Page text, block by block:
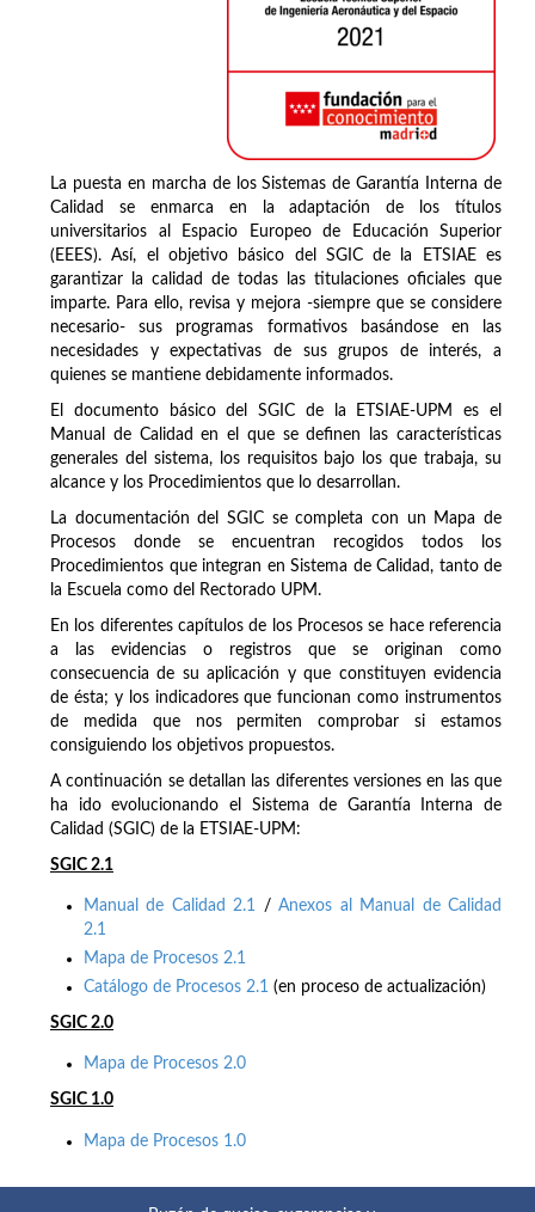
La puesta en marcha de los Sistemas de Garantía Interna de
Calidad se enmarca en la adaptación de los títulos
universitarios al Espacio Europeo de Educación Superior
(EEES). Así, el objetivo básico del SGIC de la ETSIAE es
garantizar la calidad de todas las titulaciones oficiales que
imparte. Para ello, revisa y mejora -siempre que se considere
necesario- sus programas formativos basándose en las
necesidades y expectativas de sus grupos de interés, a
quienes se mantiene debidamente informados.
El documento básico del SGIC de la ETSIAE-UPM es el
Manual de Calidad en el que se definen las características
generales del sistema, los requisitos bajo los que trabaja, su
alcance y los Procedimientos que lo desarrollan.
La documentación del SGIC se completa con un Mapa de
Procesos donde se encuentran recogidos todos los
Procedimientos que integran en Sistema de Calidad, tanto de
la Escuela como del Rectorado UPM.
En los diferentes capítulos de los Procesos se hace referencia
a las evidencias o registros que se originan como
consecuencia de su aplicación y que constituyen evidencia
de ésta; y los indicadores que funcionan como instrumentos
de medida que nos permiten comprobar si estamos
consiguiendo los objetivos propuestos.
A continuación se detallan las diferentes versiones en las que
ha ido evolucionando el Sistema de Garantía Interna de
Calidad (SGIC) de la ETSIAE-UPM:
SGIC 2.1
Manual de Calidad 2.1 /Anexos al Manual de Calidad
2.1
Mapa de Procesos 2.1
Catálogo de Procesos 2.1 (en proceso de actualización)
SGIC 2.0
Mapa de Procesos 2.0
SGIC 1.0
Mapa de Procesos 1.0